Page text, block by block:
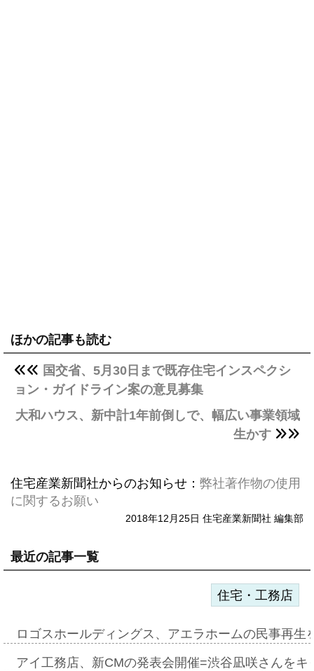
ほかの記事も読む
国交省、5月30日まで既存住宅インスペクシ
ョン・ガイドライン案の意見募集
大和ハウス、新中計1年前倒しで、幅広い事業領域
生かす
住宅産業新聞社からのお知らせ： 弊社著作物の使用
に関するお願い
2018年12月25日 住宅産業新聞社 編集部
最近の記事一覧
住宅・工務店
ロゴスホールディングス、アエラホームの民事再
アイ工務店、新CMの発表会開催=渋谷凪咲さんを